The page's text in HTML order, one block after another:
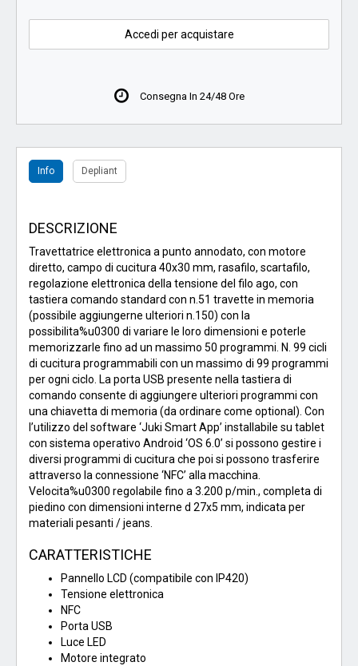
Accedi per acquistare
Consegna In 24/48 Ore
Info Depliant
DESCRIZIONE
Travettatrice elettronica a punto annodato, con motore
diretto, campo di cucitura 40x30 mm, rasafilo, scartafilo,
regolazione elettronica della tensione del filo ago, con
tastiera comando standard con n.51 travette in memoria
(possibile aggiungerne ulteriori n.150) con la
possibilita%u0300 di variare le loro dimensioni e poterle
memorizzarle fino ad un massimo 50 programmi. N. 99 cicli
di cucitura programmabili con un massimo di 99 programmi
per ogni ciclo. La porta USB presente nella tastiera di
comando consente di aggiungere ulteriori programmi con
una chiavetta di memoria (da ordinare come optional). Con
l’utilizzo del software ‘Juki Smart App’ installabile su tablet
con sistema operativo Android ‘OS 6.0’ si possono gestire i
diversi programmi di cucitura che poi si possono trasferire
attraverso la connessione ‘NFC’ alla macchina.
Velocita%u0300 regolabile fino a 3.200 p/min., completa di
piedino con dimensioni interne d 27x5 mm, indicata per
materiali pesanti / jeans.
CARATTERISTICHE
Pannello LCD (compatibile con IP420)
Tensione elettronica
NFC
Porta USB
Luce LED
Motore integrato